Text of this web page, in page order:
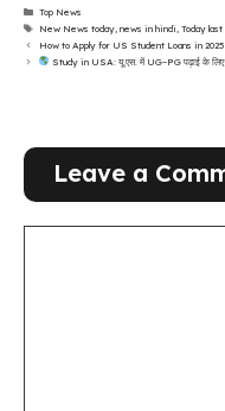
Categories
Top News
Tags
New News today, news in hindi Today
How to Apply for US Student Loans in
Study in USA: यू.एस. में UG–PG पढ़ाई के
Leave a
Comment